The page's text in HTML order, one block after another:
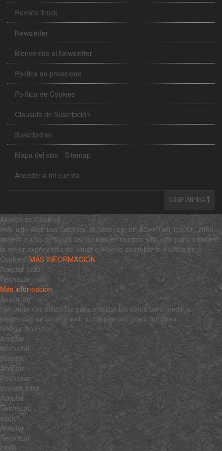
Revista Truck
Newsletter
Bienvenido al Newsletter
Política de privacidad
Política de Cookies
Clausula de Suscripción
Suscribrirse
Mapa del sitio - Sitemap
Acceder a mi cuenta
SUBIR ARRIBA
Ajustes de Cookies
Este sitio Web usa Cookies. Al hacer clic en ACEPTAR TODO, usted
acepta el uso de todas las cookies en nuestro sitio web para brindarle
la mejor experiencia de usuario. Puede consultar la Política de
Cookies: MÁS INFORMACIÓN
Aceptar todo
Rechazar todo
Más información
Analíticas
Herramientas utilizadas para analizar los datos para medir la
efectividad de un sitio web y comprender cómo funciona.
Google Analytics
Aceptar
Rechazar
$family
Aceptar
Rechazar
$constructor
Aceptar
Rechazar
each
Aceptar
Rechazar
clone